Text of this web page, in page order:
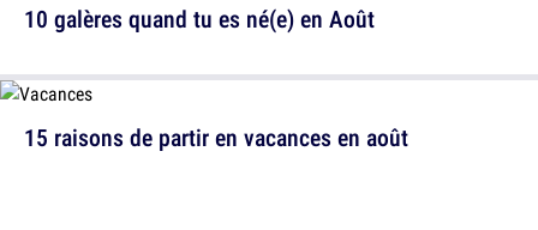
10 galères quand tu es né(e) en Août
15 raisons de partir en vacances en août